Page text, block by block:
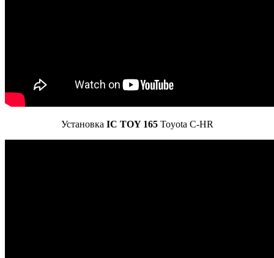
Установка IC TOY 165 Toyota C-HR